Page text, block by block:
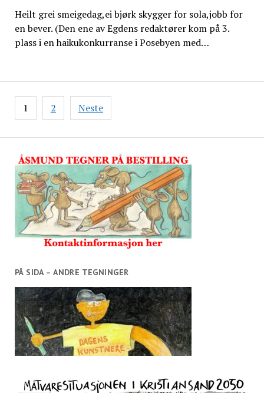
PÅ SIDA – ANDRE TEGNINGER
Heilt grei smeigedag,ei bjørk skygger for sola,jobb for
en bever. (Den ene av Egdens redaktører kom på 3.
plass i en haikukonkurranse i Posebyen med…
Sidepaginering
1 2 Neste